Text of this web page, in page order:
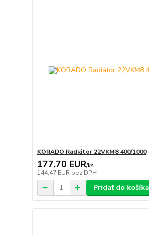
KORADO Radiátor 22VKM8 400/1000
177,70 EUR/ks
144,47 EUR bez DPH
Pridať do košíka